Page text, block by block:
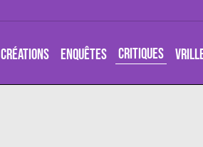
CRÉATIONS ENQUÊTES CRITIQUES